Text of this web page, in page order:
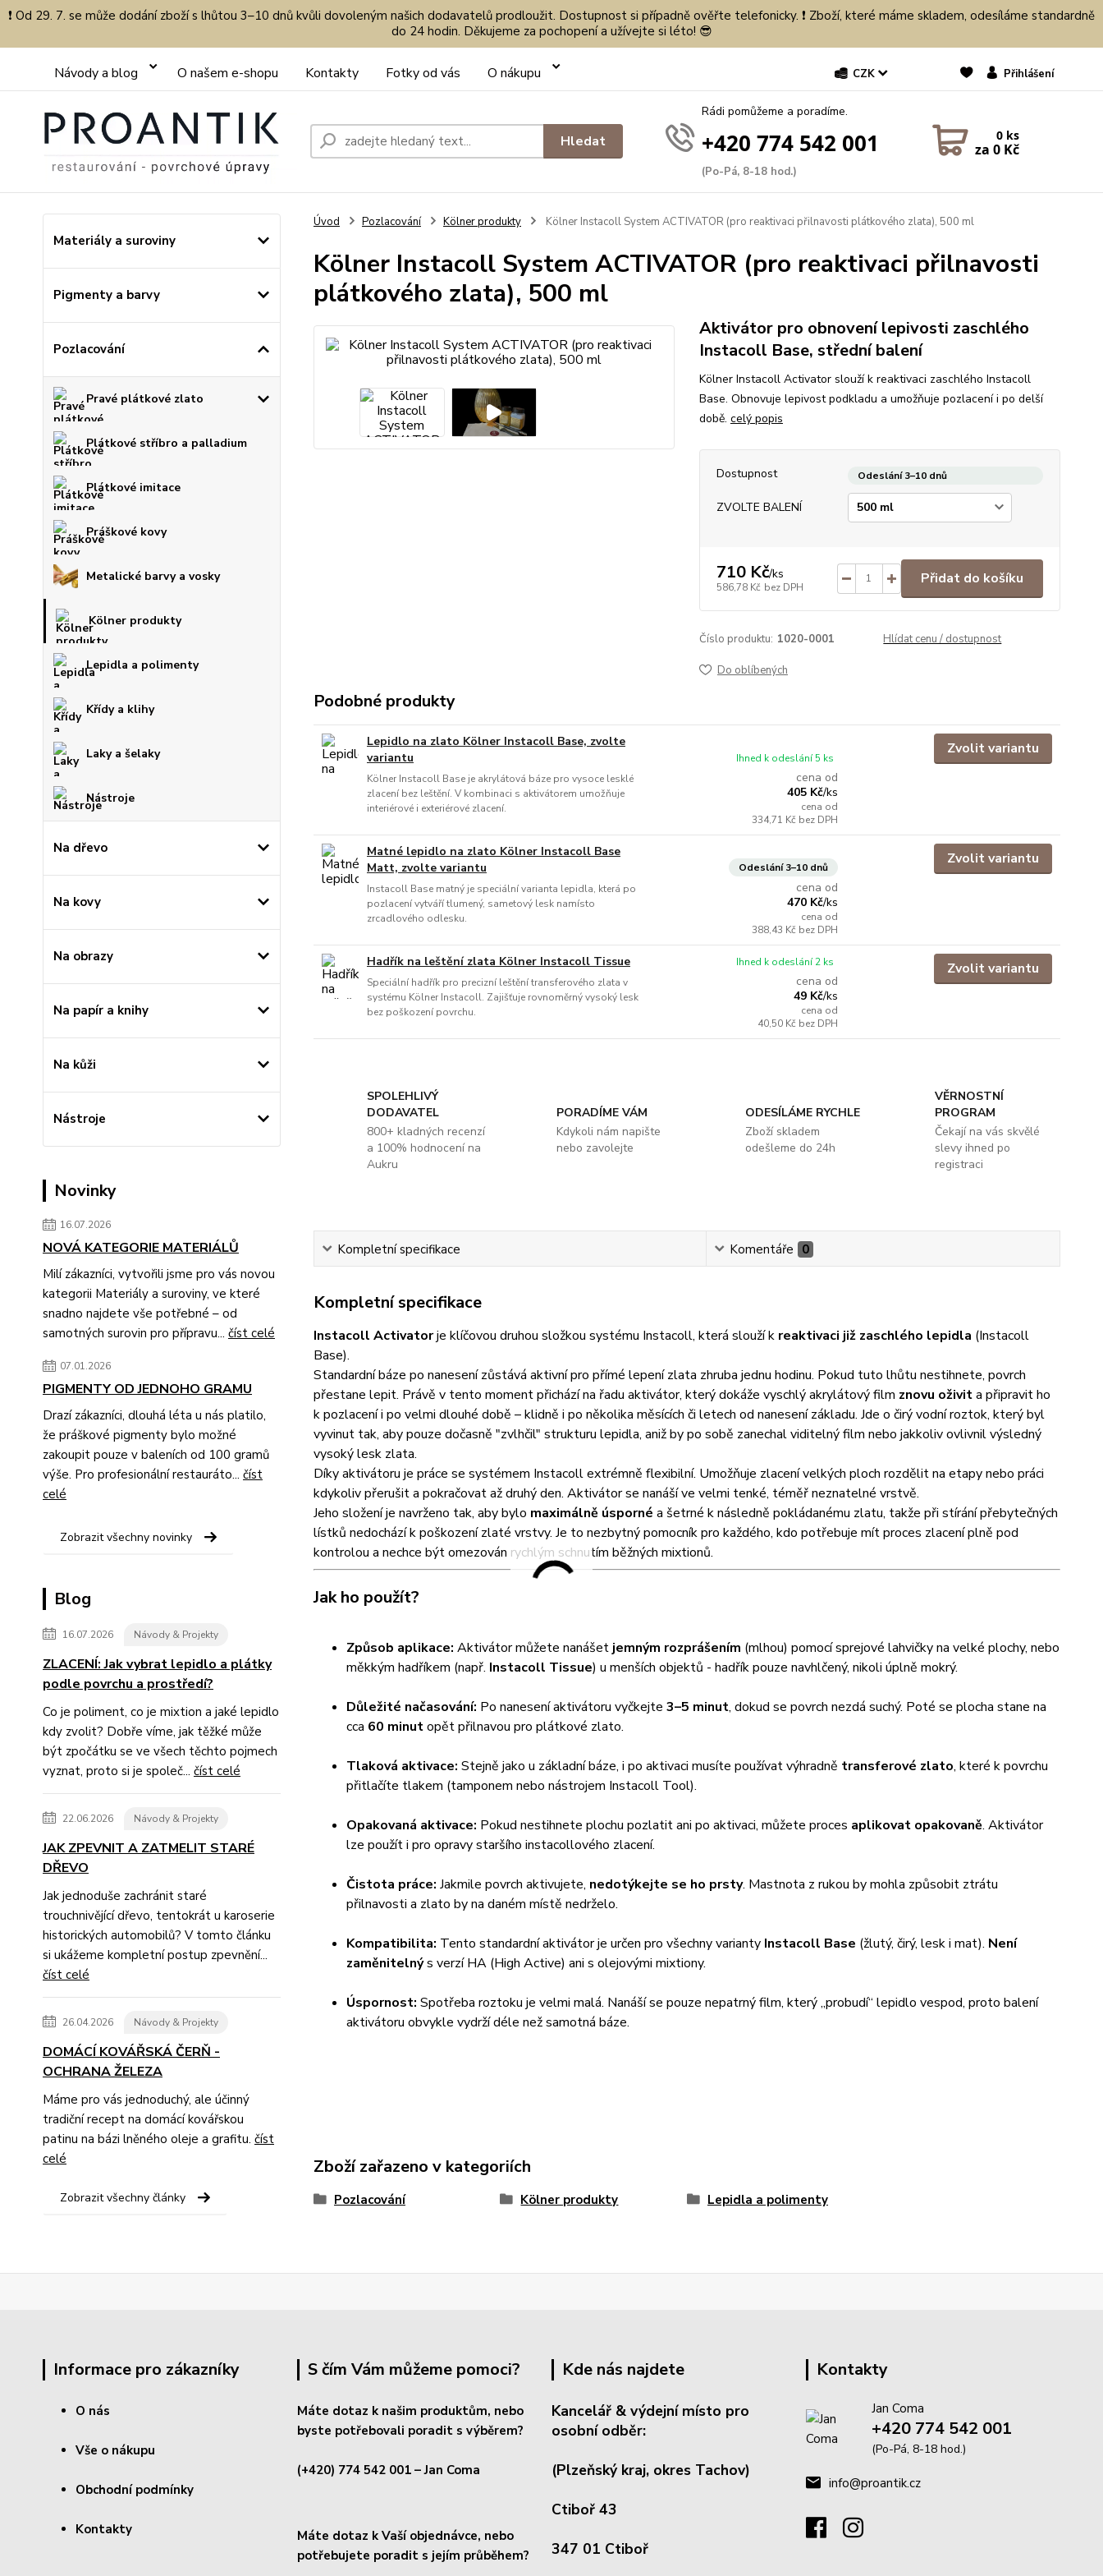
❗ Od 29. 7. se může dodání zboží s lhůtou 3–10 dnů kvůli dovoleným našich dodavatelů prodloužit. Dostupnost si případně ověřte telefonicky. ❗ Zboží, které máme skladem, odesíláme standardně
do 24 hodin. Děkujeme za pochopení a užívejte si léto! 😎
Návody a blog O našem e-shopu Kontakty Fotky od vás O nákupu CZK Přihlášení
Hledat
Rádi pomůžeme a poradíme.
+420 774 542 001
(Po-Pá, 8-18 hod.)
0 ks
za 0 Kč
Materiály a suroviny
Pigmenty a barvy
Pozlacování
Pravé plátkové zlato
Plátkové stříbro a palladium
Plátkové imitace
Práškové kovy
Metalické barvy a vosky
Kölner produkty
Lepidla a polimenty
Křídy a klihy
Laky a šelaky
Nástroje
Na dřevo
Na kovy
Na obrazy
Na papír a knihy
Na kůži
Nástroje
Novinky
16.07.2026
NOVÁ KATEGORIE MATERIÁLŮ
Milí zákazníci, vytvořili jsme pro vás novou
kategorii Materiály a suroviny, ve které
snadno najdete vše potřebné – od
samotných surovin pro přípravu... číst celé
07.01.2026
PIGMENTY OD JEDNOHO GRAMU
Drazí zákazníci, dlouhá léta u nás platilo,
že práškové pigmenty bylo možné
zakoupit pouze v baleních od 100 gramů
výše. Pro profesionální restauráto... číst
celé
Zobrazit všechny novinky
Blog
16.07.2026 Návody & Projekty
ZLACENÍ: Jak vybrat lepidlo a plátky
podle povrchu a prostředí?
Co je poliment, co je mixtion a jaké lepidlo
kdy zvolit? Dobře víme, jak těžké může
být zpočátku se ve všech těchto pojmech
vyznat, proto si je společ... číst celé
22.06.2026 Návody & Projekty
JAK ZPEVNIT A ZATMELIT STARÉ
DŘEVO
Jak jednoduše zachránit staré
trouchnivějící dřevo, tentokrát u karoserie
historických automobilů? V tomto článku
si ukážeme kompletní postup zpevnění...
číst celé
26.04.2026 Návody & Projekty
DOMÁCÍ KOVÁŘSKÁ ČERŇ -
OCHRANA ŽELEZA
Máme pro vás jednoduchý, ale účinný
tradiční recept na domácí kovářskou
patinu na bázi lněného oleje a grafitu. číst
celé
Zobrazit všechny články
Úvod Pozlacování Kölner produkty Kölner Instacoll System ACTIVATOR (pro reaktivaci přilnavosti plátkového zlata), 500 ml
Kölner Instacoll System ACTIVATOR (pro reaktivaci přilnavosti
plátkového zlata), 500 ml
Aktivátor pro obnovení lepivosti zaschlého
Instacoll Base, střední balení
Kölner Instacoll Activator slouží k reaktivaci zaschlého Instacoll
Base. Obnovuje lepivost podkladu a umožňuje pozlacení i po delší
době. celý popis
Dostupnost Odeslání 3–10 dnů
ZVOLTE BALENÍ
710 Kč/ks
586,78 Kč bez DPH
Přidat do košíku
Číslo produktu: 1020-0001 Hlídat cenu / dostupnost
Do oblíbených
Podobné produkty
Lepidlo na zlato Kölner Instacoll Base, zvolte
variantu
Kölner Instacoll Base je akrylátová báze pro vysoce lesklé
zlacení bez leštění. V kombinaci s aktivátorem umožňuje
interiérové i exteriérové zlacení.
cena od
405 Kč/ks
cena od
334,71 Kč bez DPH
Ihned k odeslání 5 ks
Zvolit variantu
Matné lepidlo na zlato Kölner Instacoll Base
Matt, zvolte variantu
Instacoll Base matný je speciální varianta lepidla, která po
pozlacení vytváří tlumený, sametový lesk namísto
zrcadlového odlesku.
cena od
470 Kč/ks
cena od
388,43 Kč bez DPH
Odeslání 3–10 dnů Zvolit variantu
Hadřík na leštění zlata Kölner Instacoll Tissue
Speciální hadřík pro precizní leštění transferového zlata v
systému Kölner Instacoll. Zajišťuje rovnoměrný vysoký lesk
bez poškození povrchu.
cena od
49 Kč/ks
cena od
40,50 Kč bez DPH
Ihned k odeslání 2 ks Zvolit variantu
SPOLEHLIVÝ
DODAVATEL
800+ kladných recenzí
a 100% hodnocení na
Aukru
PORADÍME VÁM
Kdykoli nám napište
nebo zavolejte
ODESÍLÁME RYCHLE
Zboží skladem
odešleme do 24h
VĚRNOSTNÍ
PROGRAM
Čekají na vás skvělé
slevy ihned po
registraci
Kompletní specifikace Komentáře 0
Kompletní specifikace
Instacoll Activatorje klíčovou druhou složkou systému Instacoll, která slouží k reaktivaci již zaschlého lepidla (Instacoll
Base).
Standardní báze po nanesení zůstává aktivní pro přímé lepení zlata zhruba jednu hodinu. Pokud tuto lhůtu nestihnete, povrch
přestane lepit. Právě v tento moment přichází na řadu aktivátor, který dokáže vyschlý akrylátový film znovu oživita připravit ho
k pozlacení i po velmi dlouhé době – klidně i po několika měsících či letech od nanesení základu. Jde o čirý vodní roztok, který byl
vyvinut tak, aby pouze dočasně "zvlhčil" strukturu lepidla, aniž by po sobě zanechal viditelný film nebo jakkoliv ovlivnil výsledný
vysoký lesk zlata.
Díky aktivátoru je práce se systémem Instacoll extrémně flexibilní. Umožňuje zlacení velkých ploch rozdělit na etapy nebo práci
kdykoliv přerušit a pokračovat až druhý den. Aktivátor se nanáší ve velmi tenké, téměř neznatelné vrstvě.
Jeho složení je navrženo tak, aby bylo maximálně úsporné a šetrné k následně pokládanému zlatu, takže při stírání přebytečných
lístků nedochází k poškození zlaté vrstvy. Je to nezbytný pomocník pro každého, kdo potřebuje mít proces zlacení plně pod
kontrolou a nechce být omezován rychlým schnutím běžných mixtionů.
Jak ho použít?
Způsob aplikace: Aktivátor můžete nanášet jemným rozprášením (mlhou) pomocí sprejové lahvičky na velké plochy, nebo
měkkým hadříkem (např. Instacoll Tissue) u menších objektů - hadřík pouze navhlčený, nikoli úplně mokrý.
Důležité načasování: Po nanesení aktivátoru vyčkejte 3–5 minut, dokud se povrch nezdá suchý. Poté se plocha stane na
cca 60 minutopět přilnavou pro plátkové zlato.
Tlaková aktivace: Stejně jako u základní báze, i po aktivaci musíte používat výhradně transferové zlato, které k povrchu
přitlačíte tlakem (tamponem nebo nástrojem Instacoll Tool).
Opakovaná aktivace: Pokud nestihnete plochu pozlatit ani po aktivaci, můžete proces aplikovat opakovaně. Aktivátor
lze použít i pro opravy staršího instacollového zlacení.
Čistota práce: Jakmile povrch aktivujete, nedotýkejte se ho prsty. Mastnota z rukou by mohla způsobit ztrátu
přilnavosti a zlato by na daném místě nedrželo.
Kompatibilita: Tento standardní aktivátor je určen pro všechny varianty Instacoll Base (žlutý, čirý, lesk i mat). Není
zaměnitelnýs verzí HA (High Active) ani s olejovými mixtiony.
Úspornost: Spotřeba roztoku je velmi malá. Nanáší se pouze nepatrný film, který „probudí“ lepidlo vespod, proto balení
aktivátoru obvykle vydrží déle než samotná báze.
Zboží zařazeno v kategoriích
Pozlacování Kölner produkty Lepidla a polimenty
Informace pro zákazníky
O nás
Vše o nákupu
Obchodní podmínky
Kontakty
S čím Vám můžeme pomoci?
Máte dotaz k našim produktům, nebo
byste potřebovali poradit s výběrem?
(+420) 774 542 001 – Jan Coma
Máte dotaz k Vaší objednávce, nebo
potřebujete poradit s jejím průběhem?
Kde nás najdete
Kancelář & výdejní místo pro
osobní odběr:
(Plzeňský kraj, okres Tachov)
Ctiboř 43
347 01 Ctiboř
Kontakty
Jan Coma
+420 774 542 001
(Po-Pá, 8-18 hod.)
info@proantik.cz